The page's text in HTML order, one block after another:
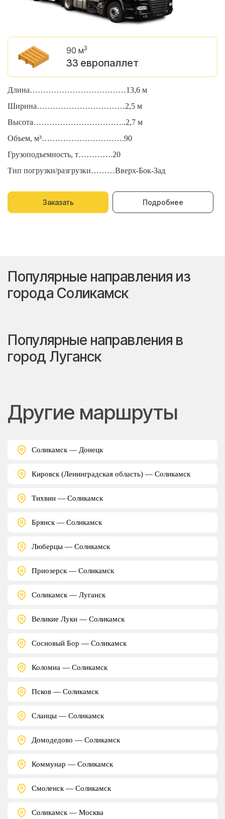
90 м3
33 европаллет
Длина………………………………13,6 м
Ширина……………………………2,5 м
Высота……………………………..2,7 м
Объем, м³………………………….90
Грузоподъемность, т………….20
Тип погрузки/разгрузки………Вверх-Бок-Зад
Заказать Подробнее
Популярные направления из
города Соликамск
Популярные направления в
город Луганск
Другие маршруты
Соликамск — Донецк
Кировск (Ленинградская область) — Соликамск
Тихвин — Соликамск
Брянск — Соликамск
Люберцы — Соликамск
Приозерск — Соликамск
Соликамск — Луганск
Великие Луки — Соликамск
Сосновый Бор — Соликамск
Коломна — Соликамск
Псков — Соликамск
Сланцы — Соликамск
Домодедово — Соликамск
Коммунар — Соликамск
Смоленск — Соликамск
Соликамск — Москва